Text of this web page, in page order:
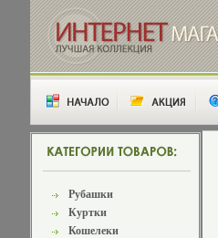
Рубашки
Куртки
Кошелеки